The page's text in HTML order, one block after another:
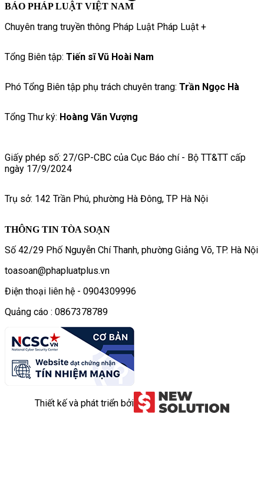
BÁO PHÁP LUẬT VIỆT NAM
Chuyên trang truyền thông Pháp Luật Pháp Luật +
Tổng Biên tập: Tiến sĩ Vũ Hoài Nam
Phó Tổng Biên tập phụ trách chuyên trang: Trần Ngọc Hà
Tổng Thư ký: Hoàng Văn Vượng
Giấy phép số: 27/GP-CBC của Cục Báo chí - Bộ TT&TT cấp
ngày 17/9/2024
Trụ sở: 142 Trần Phú, phường Hà Đông, TP Hà Nội
THÔNG TIN TÒA SOẠN
Số 42/29 Phố Nguyễn Chí Thanh, phường Giảng Võ, TP. Hà Nội
toasoan@phapluatplus.vn
Điện thoại liên hệ - 0904309996
Quảng cáo : 0867378789
Thiết kế và phát triển bởi